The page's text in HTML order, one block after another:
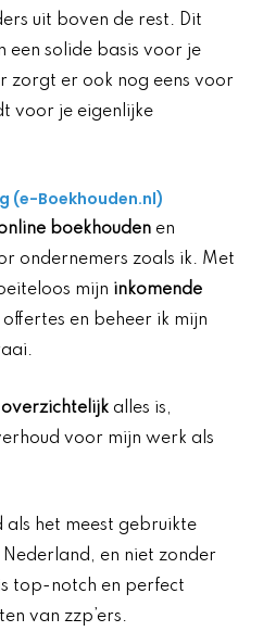
uit boven de rest. Dit
solide basis voor je
zorgt er ook nog eens voor
voor je eigenlijke
(e-Boekhouden.nl)
boekhouden en
ondernemers zoals ik. Met
mijn inkomende
en beheer ik mijn
overzichtelijk alles is,
voor mijn werk als
als het meest gebruikte
en niet zonder
top-notch en perfect
van zzp’ers.